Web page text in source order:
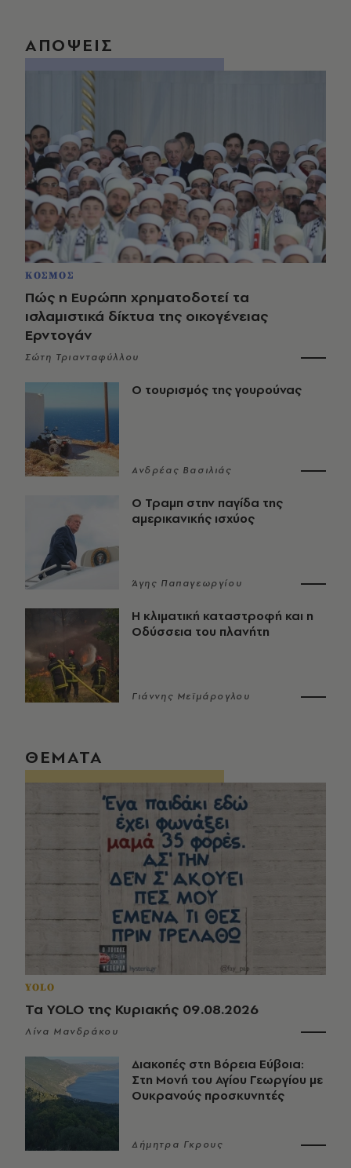
ΑΠΟΨΕΙΣ
ΚΟΣΜΟΣ
Πώς η Ευρώπη χρηματοδοτεί τα
ισλαμιστικά δίκτυα της οικογένειας
Ερντογάν
Σώτη Τριανταφύλλου
Ο τουρισμός της γουρούνας
Ανδρέας Βασιλιάς
Ο Τραμπ στην παγίδα της
αμερικανικής ισχύος
Άγης Παπαγεωργίου
Η κλιματική καταστροφή και η
Οδύσσεια του πλανήτη
Γιάννης Μεϊμάρογλου
ΘΕΜΑΤΑ
YOLO
Τα YOLO της Κυριακής 09.08.2026
Λίνα Μανδράκου
Διακοπές στη Βόρεια Εύβοια:
Στη Μονή του Αγίου Γεωργίου με
Ουκρανούς προσκυνητές
Δήμητρα Γκρους